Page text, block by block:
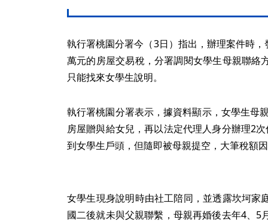
執行署桃園分署今（3日）指出，辦理案件時
萬元的房屋交易稅，分署調閱女學生母親聯絡
只能找來女學生說明。
執行署桃園分署表示，據資料顯示，女學生母
房屋贈與給女兒，再以法定代理人身分辦理2
到女學生戶頭，但隨即被母親提空，大筆稅額
女學生現身說明時由社工陪同，並透露坎坷家
國二後就未與父親聯繫，母親再婚後去年4、5